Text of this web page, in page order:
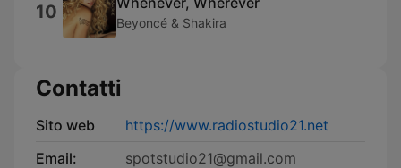
10 Beyoncé & Shakira
Contatti
Sito web
https://www.radiostudio21.net
Email:
spotstudio21@gmail.com